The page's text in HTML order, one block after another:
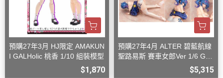
預購27年3月 HJ限定 AMAKUN
I GALHolic 桃香 1/10 組裝模型
$1,870
預購27年4月 ALTER 碧藍航線
聖路易斯 賽車女郎Ver 1/6 G08
$5,315